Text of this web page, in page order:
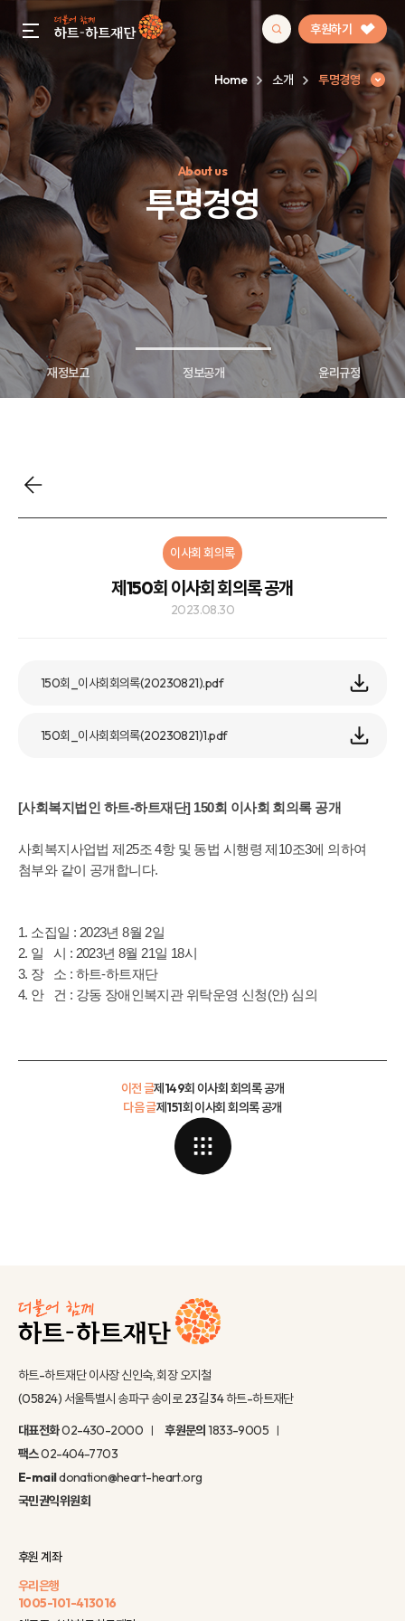
gnb menu open 후원하기
인기 키워드
#정기후원
#하트플레이스#캠페인#팬덤후원
Home 소개 투명경영
About us
투명경영
투명경영 재정보고 정보공개 윤리규정
이사회 회의록
제150회 이사회 회의록 공개
2023.08.30
150회_이사회회의록(20230821).pdf
150회_이사회회의록(20230821)1.pdf
[사회복지법인 하트-하트재단] 150회 이사회 회의록 공개
사회복지사업법 제25조 4항 및 동법 시행령 제10조3에 의하여
첨부와 같이 공개합니다.
1. 소집일 : 2023년 8월 2일
2. 일 시 : 2023년 8월 21일 18시
3. 장 소 : 하트-하트재단
4. 안 건 : 강동 장애인복지관 위탁운영 신청(안) 심의
이전 글제149회 이사회 회의록 공개
제151회 이사회 회의록 공개
다음 글
하트-하트재단 이사장 신인숙, 회장 오지철
(05824) 서울특별시 송파구 송이로 23길 34 하트-하트재단
대표전화02-430-2000 후원문의1833-9005
팩스02-404-7703
E-maildonation@heart-heart.org
국민권익위원회
후원 계좌
우리은행
1005-101-413016